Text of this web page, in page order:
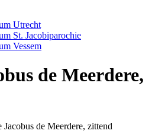
Utrecht
St. Jacobiparochie
Vessem
de Meerdere,
Jacobus de Meerdere, zittend